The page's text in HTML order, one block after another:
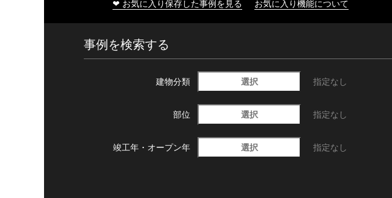
❤ お気に入り保存した事例を見る お気に入り機能について
事例を検索する
建物分類 選択 指定なし
部位 選択 指定なし
竣工年・ オープン年 選択 指定なし